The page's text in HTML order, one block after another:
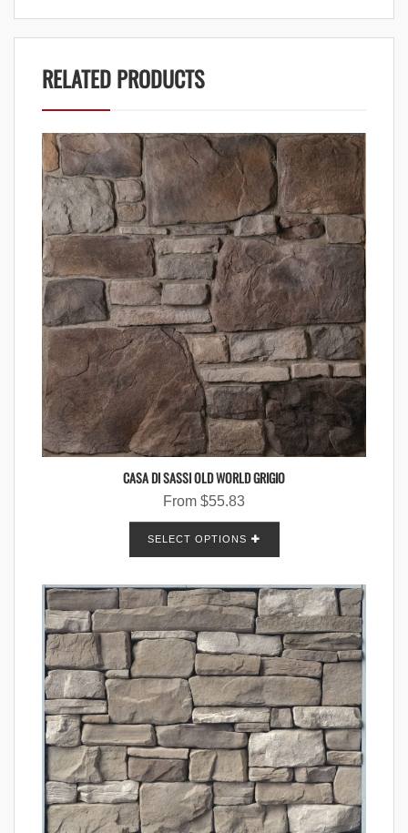
RELATED PRODUCTS
CASA DI SASSI OLD WORLD GRIGIO
From $55.83
SELECT OPTIONS